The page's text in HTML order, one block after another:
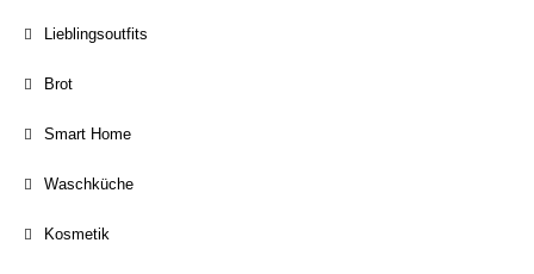
Lieblingsoutfits
Brot
Smart Home
Waschküche
Kosmetik